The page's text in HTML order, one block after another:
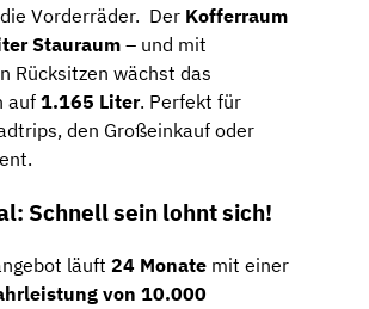
Vorderräder. Der Kofferraum
Stauraum – und mit
Rücksitzen wächst das
auf 1.165 Liter. Perfekt für
den Großeinkauf oder
Schnell sein lohnt sich!
läuft 24 Monate mit einer
von 10.000